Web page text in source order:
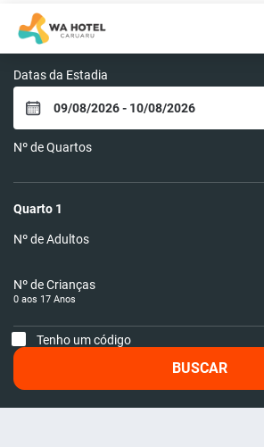
WA Hotel Caruaru
Datas da Estadia
Nº de Quartos
Quarto 1
Nº de Adultos
Nº de Crianças
0 aos 17 Anos
Tenho um código
BUSCAR